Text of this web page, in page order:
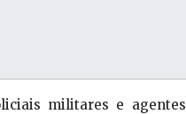
militares e agentes